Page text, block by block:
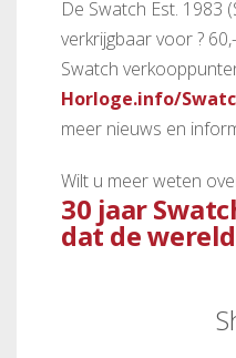
De Swatch Est. 1983
verkrijgbaar voor ?
Swatch
Horloge.info/
meer nieuws en
Wilt u meer weten
30 jaar
dat de